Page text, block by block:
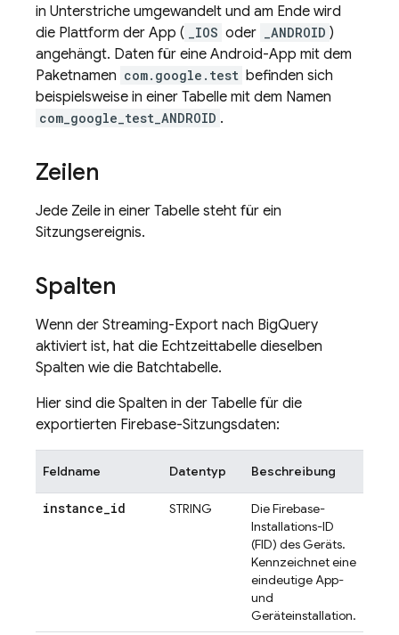
in Unterstriche umgewandelt und am Ende wird
die Plattform der App (
_IOS oder _ANDROID )
angehängt. Daten für eine Android-App mit dem
Paketnamen com.google.test befinden sich
beispielsweise in einer Tabelle mit dem Namen
com_google_test_ANDROID .
Zeilen
Jede Zeile in einer Tabelle steht für ein
Sitzungsereignis.
Spalten
Wenn der Streaming-Export nach BigQuery
aktiviert ist, hat die Echtzeittabelle dieselben
Spalten wie die Batchtabelle.
Hier sind die Spalten in der Tabelle für die
exportierten Firebase-Sitzungsdaten:
Feldname Datentyp Beschreibung
instance_id STRING
Die Firebase-
Installations-ID
(FID) des Geräts.
Kennzeichnet eine
eindeutige App-
und
Geräteinstallation.